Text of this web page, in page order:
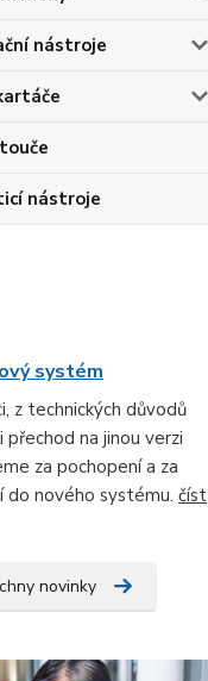
nástroje
nástroje
systém
z technických důvodů
přechod na jinou verzi
za pochopení a za
do nového systému. číst
novinky